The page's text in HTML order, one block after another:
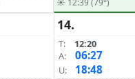
☀ 12:39 (79°)
14.
T:
12:20
A:
06:27
U: 18:48